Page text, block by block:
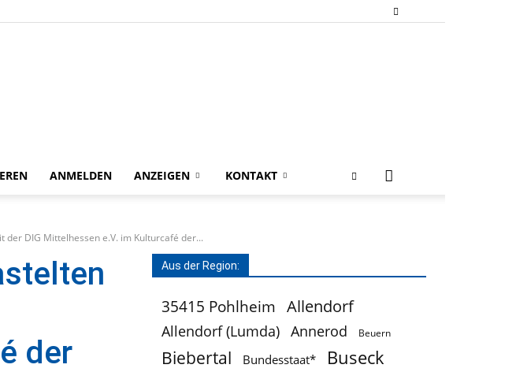
ANMELDEN ANZEIGEN KONTAKT
DIG Mittelhessen e.V. im Kulturcafé der...
der
Aus der Region:
35415 Pohlheim Allendorf
Allendorf (Lumda) Annerod Beuern
Biebertal Bundesstaat* Buseck